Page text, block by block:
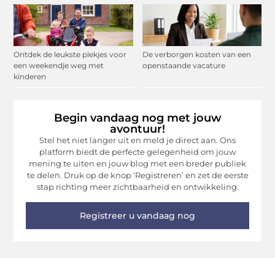
Ontdek de leukste plekjes voor
een weekendje weg met
kinderen
De verborgen kosten van een
openstaande vacature
Begin vandaag nog met jouw
avontuur!
Stel het niet langer uit en meld je direct aan. Ons
platform biedt de perfecte gelegenheid om jouw
mening te uiten en jouw blog met een breder publiek
te delen. Druk op de knop ‘Registreren’ en zet de eerste
stap richting meer zichtbaarheid en ontwikkeling.
Registreer u vandaag nog